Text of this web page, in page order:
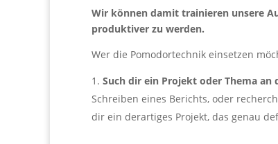
Wir können damit trainieren unsere
produktiver zu werden.
Wer die Pomodortechnik einsetzen
Such dir ein Projekt oder Thema
Schreiben eines Berichts, oder
dir ein derartiges Projekt, das genau